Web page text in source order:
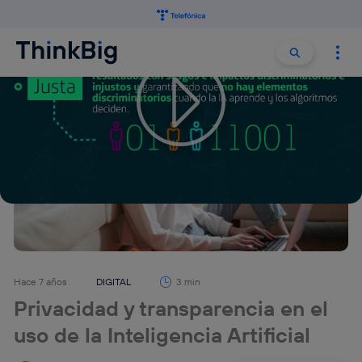
Buscar
Hace 7 años DIGITAL 3 min
Privacidad y transparencia en el
uso de la Inteligencia Artificial